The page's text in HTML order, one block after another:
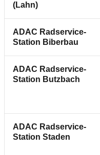
(Lahn)
ADAC Radservice-
Station Biberbau
ADAC Radservice-
Station Butzbach
ADAC Radservice-
Station Staden